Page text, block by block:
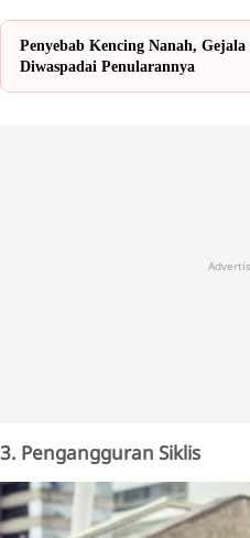
Penyebab Kencing Nanah,
Diwaspadai Penularannya
3. Pengangguran Siklis